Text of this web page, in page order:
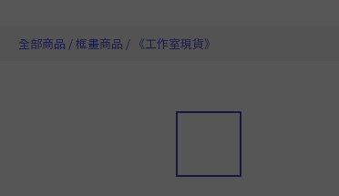
全部商品 /框畫商品 / 《工作室現貨》